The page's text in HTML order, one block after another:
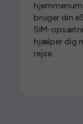
bruger din
SIM-
hjælper dig
rejse.